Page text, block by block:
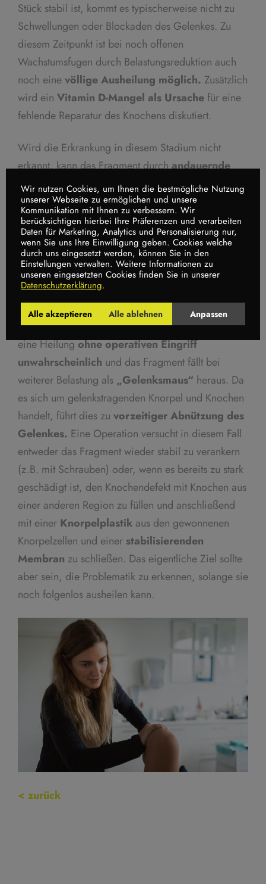
Stück stabil ist, kommt es typischerweise nicht zu
Schwellungen oder Blockaden des Gelenkes. Zu
diesem Zeitpunkt ist bei noch offenen
Wachstumsfugen durch Belastungsreduktion auch
noch einevöllige Ausheilung möglich. Zusätzlich
wird ein Vitamin D-Mangel als Ursache für eine
fehlende Reparatur des Knochens diskutiert.
Wird die Erkrankung in diesem Stadium nicht
erkannt, kann das Fragment durchandauernde
sportliche Belastung weiter geschädigt
werden
und dadurch mobiler werden. Damit ist der darüber
liegende Gelenksknorpel immer größeren
Scherkräften ausgesetzt, denen er irgendwann nicht
mehr standhalten kann und es kommt zu einer
Rissbildung. Dadurch tritt Gelenksflüssigkeit in den
Defekt ein, woraus eine Aufwölbung resultiert, die
das Gelenk mechanisch reizt und
Blockaden oder
Schwellungen verursacht.Zu diesem Zeitpunkt ist
eine Heilungohne operativen Eingriff
unwahrscheinlich und das Fragment fällt bei
weiterer Belastung als „Gelenksmaus“ heraus. Da
es sich um gelenkstragenden Knorpel und Knochen
handelt, führt dies zu vorzeitiger Abnützung des
Gelenkes. Eine Operation versucht in diesem Fall
entweder das Fragment wieder stabil zu verankern
(z.B. mit Schrauben) oder, wenn es bereits zu stark
geschädigt ist, den Knochendefekt mit Knochen aus
einer anderen Region zu füllen und anschließend
mit einer Knorpelplastik aus den gewonnenen
Knorpelzellen und einer stabilisierenden
Membran zu schließen. Das eigentliche Ziel sollte
aber sein, die Problematik zu erkennen, solange sie
noch folgenlos ausheilen kann.
< zurück
Wir nutzen Cookies, um Ihnen die bestmögliche Nutzung
unserer Webseite zu ermöglichen und unsere
Kommunikation mit Ihnen zu verbessern. Wir
berücksichtigen hierbei Ihre Präferenzen und verarbeiten
Daten für Marketing, Analytics und Personalisierung nur,
wenn Sie uns Ihre Einwilligung geben. Cookies welche
durch uns eingesetzt werden, können Sie in den
Einstellungen verwalten. Weitere Informationen zu
unseren eingesetzten Cookies finden Sie in unserer
Datenschutzerklärung.
Alle akzeptieren Alle ablehnen Anpassen